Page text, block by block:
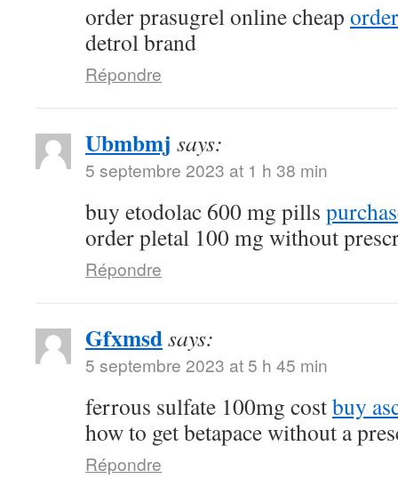
order prasugrel online cheap
detrol brand
Répondre
Ubmbmj says:
5 septembre 2023 at 1 h 38 min
buy etodolac 600 mg pills
order pletal 100 mg without
Répondre
Gfxmsdsays:
5 septembre 2023 at 5 h 45 min
ferrous sulfate 100mg costbuy
how to get betapace without a
Répondre